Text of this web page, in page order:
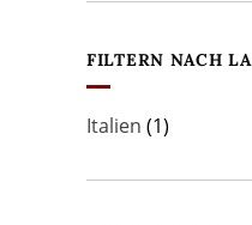
FILTERN NACH
Italien (1)